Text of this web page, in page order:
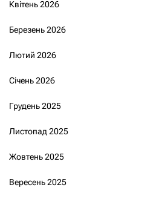
Квітень 2026
Березень 2026
Лютий 2026
Січень 2026
Грудень 2025
Листопад 2025
Жовтень 2025
Вересень 2025